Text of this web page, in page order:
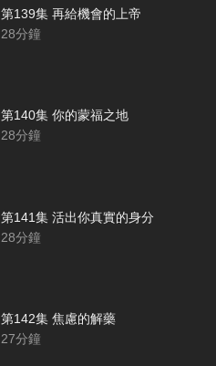
第139集 再給機會的上帝
28分鐘
第140集 你的蒙福之地
28分鐘
第141集 活出你真實的身分
28分鐘
第142集 焦慮的解藥
27分鐘